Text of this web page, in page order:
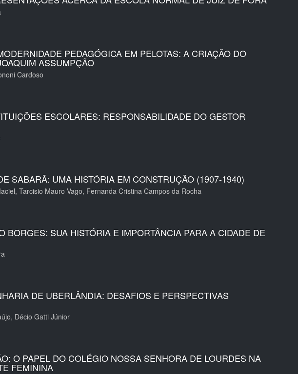
PEDAGÓGICA EM PELOTAS: A CRIAÇÃO DO
ASSUMPÇÃO
Cardoso
ESCOLARES: RESPONSABILIDADE DO GESTOR
SABARÃ: UMA HISTÓRIA EM CONSTRUÇÃO (1907-1940)
Tarcisio Mauro Vago, Fernanda Cristina Campos da Rocha
BORGES: SUA HISTÓRIA E IMPORTÂNCIA PARA A CIDADE DE
DE UBERLÂNDIA: DESAFIOS E PERSPECTIVAS
Décio Gatti Júnior
O PAPEL DO COLÉGIO NOSSA SENHORA DE LOURDES NA
FEMININA